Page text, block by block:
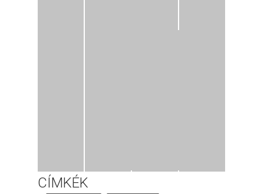
CÍMKÉK